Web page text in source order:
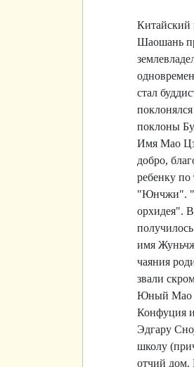
Китайский
Шаошань
стал
поклоны
Имя Мао
добро,
ребенку по
"Юнчжи".
орхидея".
имя
чаяния
звали
Юный Мао
Конфуция
Эдгару
школу
отчий дом.